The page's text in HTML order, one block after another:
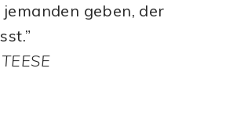
geben, der